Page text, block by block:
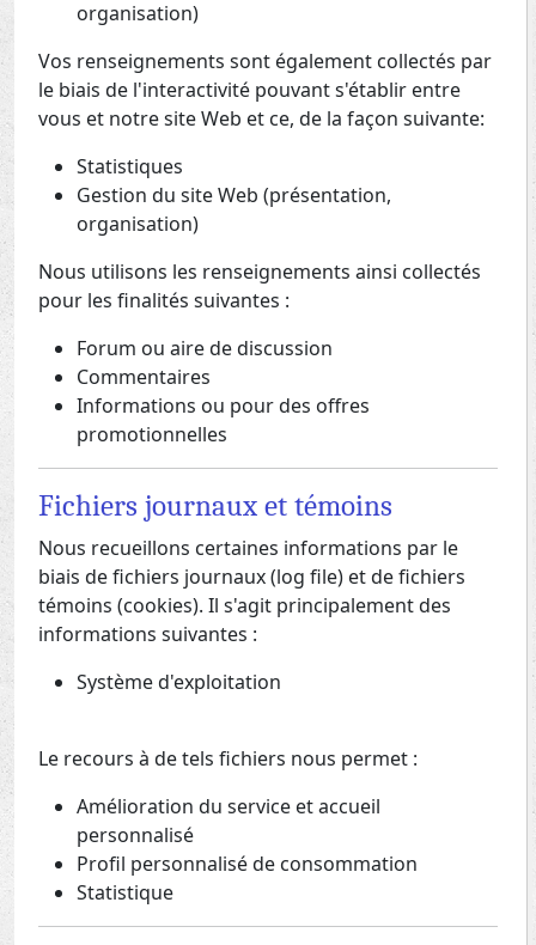
organisation)
Vos renseignements sont également collectés par
le biais de l'interactivité pouvant s'établir entre
vous et notre site Web et ce, de la façon suivante:
Statistiques
Gestion du site Web (présentation,
organisation)
Nous utilisons les renseignements ainsi collectés
pour les finalités suivantes :
Forum ou aire de discussion
Commentaires
Informations ou pour des offres
promotionnelles
Fichiers journaux et témoins
Nous recueillons certaines informations par le
biais de fichiers journaux (log file) et de fichiers
témoins (cookies). Il s'agit principalement des
informations suivantes :
Système d'exploitation
Le recours à de tels fichiers nous permet :
Amélioration du service et accueil
personnalisé
Profil personnalisé de consommation
Statistique